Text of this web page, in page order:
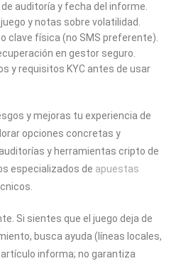
auditoría y fecha del informe.
y notas sobre volatilidad.
clave física (no SMS preferente).
en gestor seguro.
y requisitos KYC antes de usar
y mejoras tu experiencia de
opciones concretas y
y herramientas cripto de
especializados de apuestas
Si sientes que el juego deja de
busca ayuda (líneas locales,
informa; no garantiza